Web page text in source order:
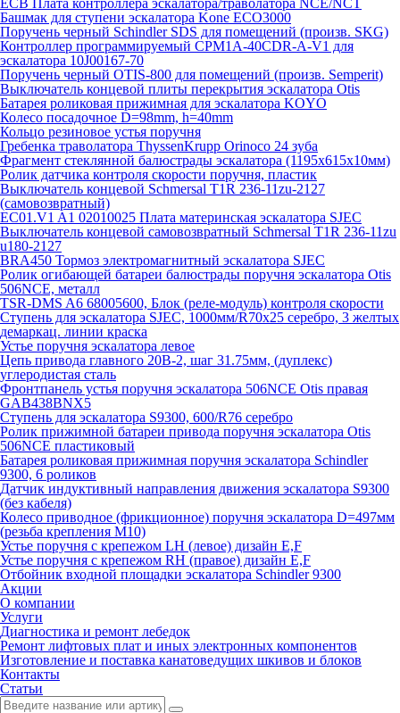
ECB Плата контроллера эскалатора/траволатора NCE/NCT
Башмак для ступени эскалатора Kone ECO3000
Поручень черный Schindler SDS для помещений (произв. SKG)
Контроллер программируемый CPM1A-40CDR-A-V1 для
эскалатора 10J00167-70
Поручень черный OTIS-800 для помещений (произв. Semperit)
Выключатель концевой плиты перекрытия эскалатора Otis
Батарея роликовая прижимная для эскалатора KOYO
Колесо посадочное D=98mm, h=40mm
Кольцо резиновое устья поручня
Гребенка траволатора ThyssenKrupp Orinoco 24 зуба
Фрагмент стеклянной балюстрады эскалатора (1195х615х10мм)
Ролик датчика контроля скорости поручня, пластик
Выключатель концевой Schmersal T1R 236-11zu-2127
(самовозвратный)
EC01.V1 A1 02010025 Плата материнская эскалатора SJEC
Выключатель концевой самовозвратный Schmersal T1R 236-11zu
u180-2127
BRA450 Тормоз электромагнитный эскалатора SJEC
Ролик огибающей батареи балюстрады поручня эскалатора Otis
506NCE, металл
TSR-DMS A6 68005600, Блок (реле-модуль) контроля скорости
Ступень для эскалатора SJEC, 1000мм/R70x25 серебро, 3 желтых
демаркац. линии краска
Устье поручня эскалатора левое
Цепь привода главного 20B-2, шаг 31.75мм, (дуплекс)
углеродистая сталь
Фронтпанель устья поручня эскалатора 506NCE Otis правая
GAB438BNX5
Ступень для эскалатора S9300, 600/R76 серебро
Ролик прижимной батареи привода поручня эскалатора Otis
506NCE пластиковый
Батарея роликовая прижимная поручня эскалатора Schindler
9300, 6 роликов
Датчик индуктивный направления движения эскалатора S9300
(без кабеля)
Колесо приводное (фрикционное) поручня эскалатора D=497мм
(резьба крепления M10)
Устье поручня с крепежом LH (левое) дизайн E,F
Устье поручня с крепежом RH (правое) дизайн E,F
Отбойник входной площадки эскалатора Schindler 9300
Акции
О компании
Услуги
Диагностика и ремонт лебедок
Ремонт лифтовых плат и иных электронных компонентов
Изготовление и поставка канатоведущих шкивов и блоков
Контакты
Статьи